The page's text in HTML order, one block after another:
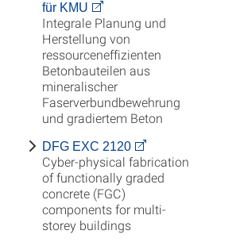
für KMU
Integrale Planung und
Herstellung von
ressourceneffizienten
Betonbauteilen aus
mineralischer
Faserverbundbewehrung
und gradiertem Beton
DFG EXC 2120
Cyber-physical fabrication
of functionally graded
concrete (FGC)
components for multi-
storey buildings